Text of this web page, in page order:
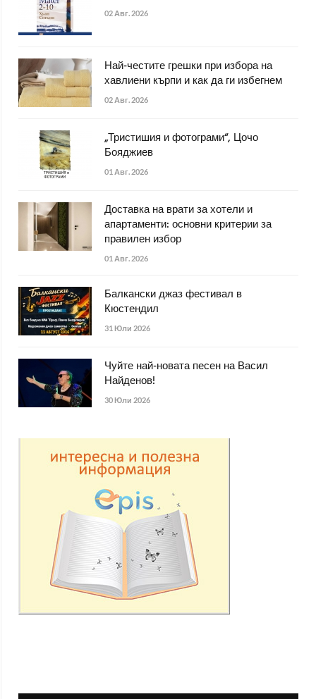
02 Авг. 2026
Най-честите грешки при избора на
хавлиени кърпи и как да ги избегнем
02 Авг. 2026
„Тристишия и фотограми“, Цочо
Бояджиев
01 Авг. 2026
Доставка на врати за хотели и
апартаменти: основни критерии за
правилен избор
01 Авг. 2026
Балкански джаз фестивал в
Кюстендил
31 Юли 2026
Чуйте най-новата песен на Васил
Найденов!
30 Юли 2026